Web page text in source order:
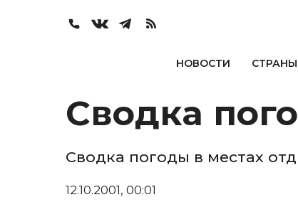
НОВОСТИ СТРАНЫ
Сводка
Сводка погоды в местах
12.10.2001, 00:01